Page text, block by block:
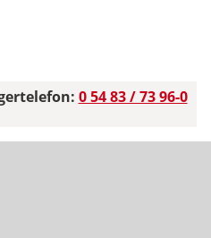
0 54 83 / 73 96-0